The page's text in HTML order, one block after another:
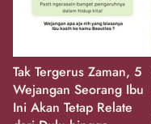
Tak Tergerus Zaman, 5
Wejangan Seorang Ibu
Ini Akan Tetap Relate